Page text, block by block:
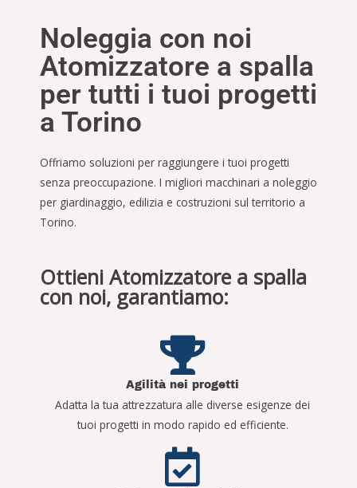
Noleggia con noi
Atomizzatore a spalla
per tutti i tuoi progetti
a Torino
Offriamo soluzioni per raggiungere i tuoi progetti
senza preoccupazione. I migliori macchinari a noleggio
per giardinaggio, edilizia e costruzioni sul territorio a
Torino.
Ottieni Atomizzatore a spalla
con noi, garantiamo:
Agilità nei progetti
Adatta la tua attrezzatura alle diverse esigenze dei
tuoi progetti in modo rapido ed efficiente.